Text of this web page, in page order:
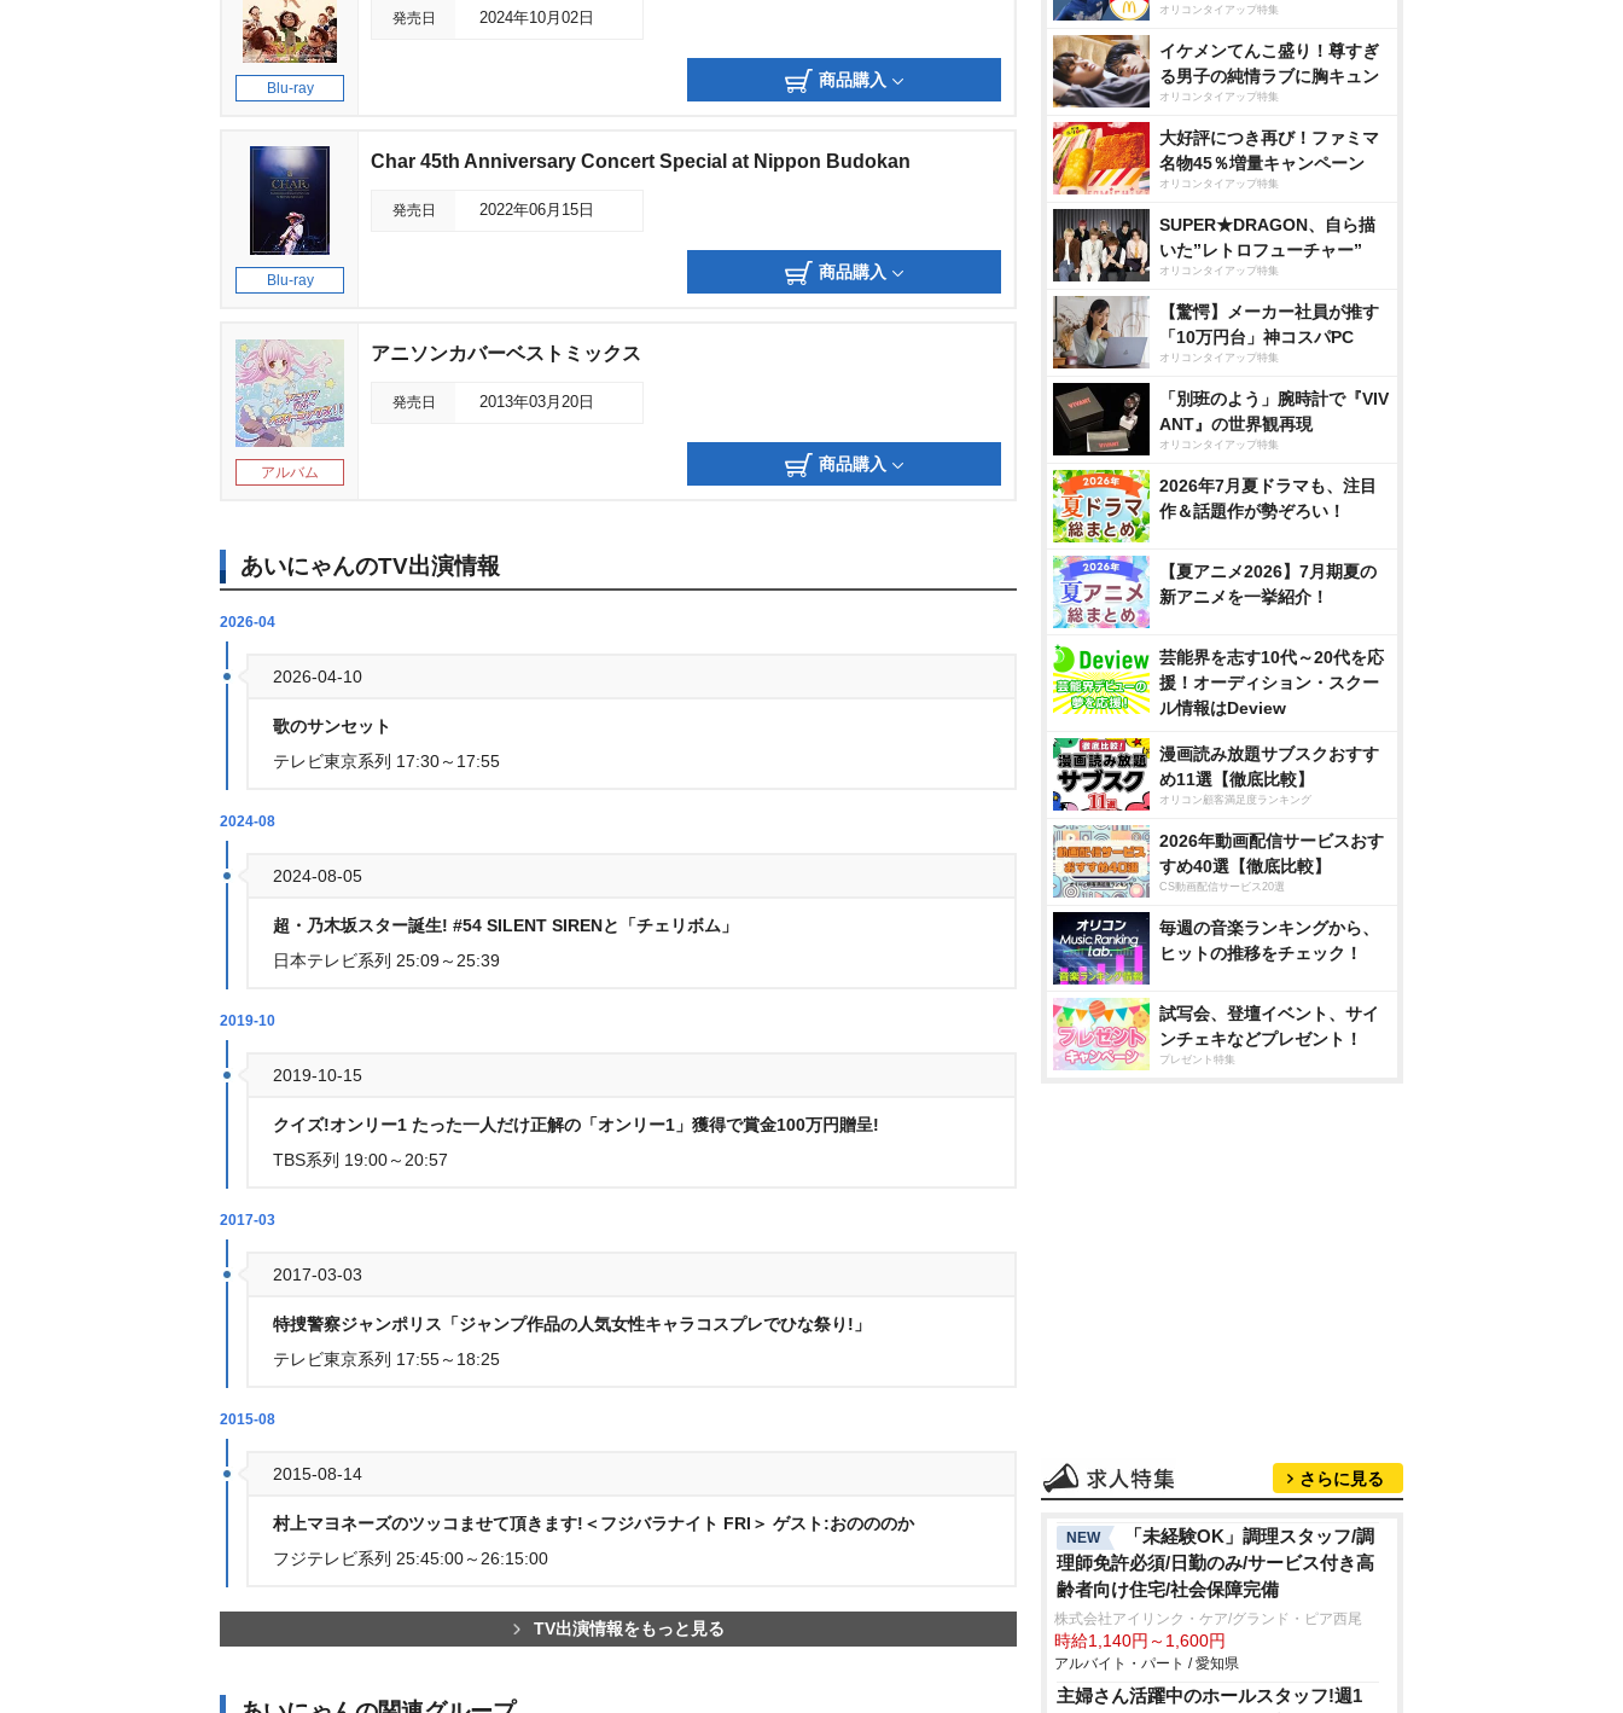
Blu-ray
発売日 2024年10月02日
商品購入
Blu-ray
Char 45th Anniversary Concert Special at Nippon Budokan
発売日 2022年06月15日
商品購入
アルバム
アニソンカバーベストミックス
発売日 2013年03月20日
商品購入
あいにゃんのTV出演情報
2026-04
2026-04-10
歌のサンセット
テレビ東京系列 17:30～17:55
2024-08
2024-08-05
超・乃木坂スター誕生! #54 SILENT SIRENと「チェリボム」
日本テレビ系列 25:09～25:39
2019-10
2019-10-15
クイズ!オンリー1 たった一人だけ正解の「オンリー1」獲得で賞金100万円贈呈!
TBS系列 19:00～20:57
2017-03
2017-03-03
特捜警察ジャンポリス「ジャンプ作品の人気女性キャラコスプレでひな祭り!」
テレビ東京系列 17:55～18:25
2015-08
2015-08-14
村上マヨネーズのツッコませて頂きます!＜フジバラナイト FRI＞ ゲスト:おのののか
フジテレビ系列 25:45:00～26:15:00
TV出演情報をもっと見る
オリコンタイアップ特集
イケメンてんこ盛り！尊すぎ
る男子の純情ラブに胸キュン
オリコンタイアップ特集
大好評につき再び！ファミマ
名物45％増量キャンペーン
オリコンタイアップ特集
SUPER★DRAGON、自ら描
いた”レトロフューチャー”
オリコンタイアップ特集
【驚愕】メーカー社員が推す
「10万円台」神コスパPC
オリコンタイアップ特集
「別班のよう」腕時計で『VIV
ANT』の世界観再現
オリコンタイアップ特集
2026年7月夏ドラマも、注目
作＆話題作が勢ぞろい！
【夏アニメ2026】7月期夏の
新アニメを一挙紹介！
芸能界を志す10代～20代を応
援！オーディション・スクー
ル情報はDeview
漫画読み放題サブスクおすす
め11選【徹底比較】
オリコン顧客満足度ランキング
2026年動画配信サービスおす
すめ40選【徹底比較】
CS動画配信サービス20選
毎週の音楽ランキングから、
ヒットの推移をチェック！
試写会、登壇イベント、サイ
ンチェキなどプレゼント！
プレゼント特集
さらに見る
NEW
「未経験OK」調理スタッフ/調
理師免許必須/日勤のみ/サービス付き高
齢者向け住宅/社会保障完備
株式会社アイリンク・ケア/グランド・ピア西尾
時給1,140円～1,600円
アルバイト・パート / 愛知県
主婦さん活躍中のホールスタッフ!週1